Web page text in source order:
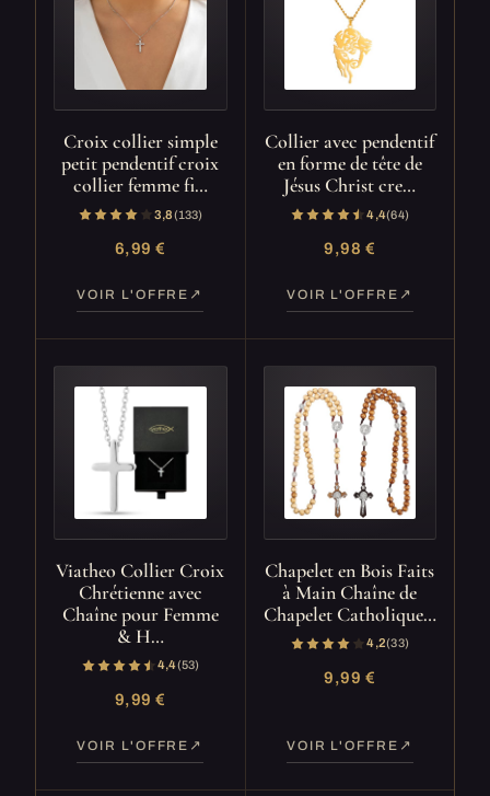
Croix collier simple
petit pendentif croix
collier femme fi…
3,8(133)
6,99 €
VOIR L'OFFRE
Collier avec pendentif
en forme de tête de
Jésus Christ cre…
4,4(64)
9,98 €
VOIR L'OFFRE
Viatheo Collier Croix
Chrétienne avec
Chaîne pour Femme
& H…
4,4(53)
9,99 €
VOIR L'OFFRE
Chapelet en Bois Faits
à Main Chaîne de
Chapelet Catholique…
4,2(33)
9,99 €
VOIR L'OFFRE